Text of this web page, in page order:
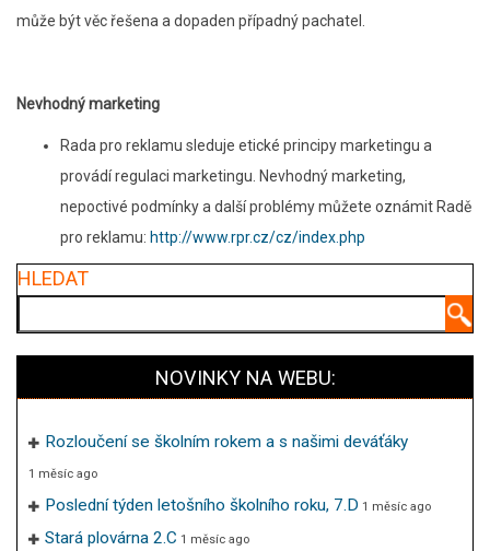
může být věc řešena a dopaden případný pachatel.
Nevhodný marketing
Rada pro reklamu sleduje etické principy marketingu a
provádí regulaci marketingu. Nevhodný marketing,
nepoctivé podmínky a další problémy můžete oznámit Radě
pro reklamu: http://www.rpr.cz/cz/index.php
HLEDAT
NOVINKY NA WEBU:
Rozloučení se školním rokem a s našimi deváťáky
1 měsíc ago
Poslední týden letošního školního roku, 7.D 1 měsíc ago
Stará plovárna 2.C 1 měsíc ago